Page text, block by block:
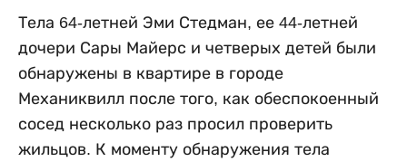
Тела 64-летней Эми Стедман, ее 44-летней
дочери Сары Майерс и четверых детей были
обнаружены в квартире в городе
Механиквилл после того, как обеспокоенный
сосед несколько раз просил проверить
жильцов. К моменту обнаружения тела